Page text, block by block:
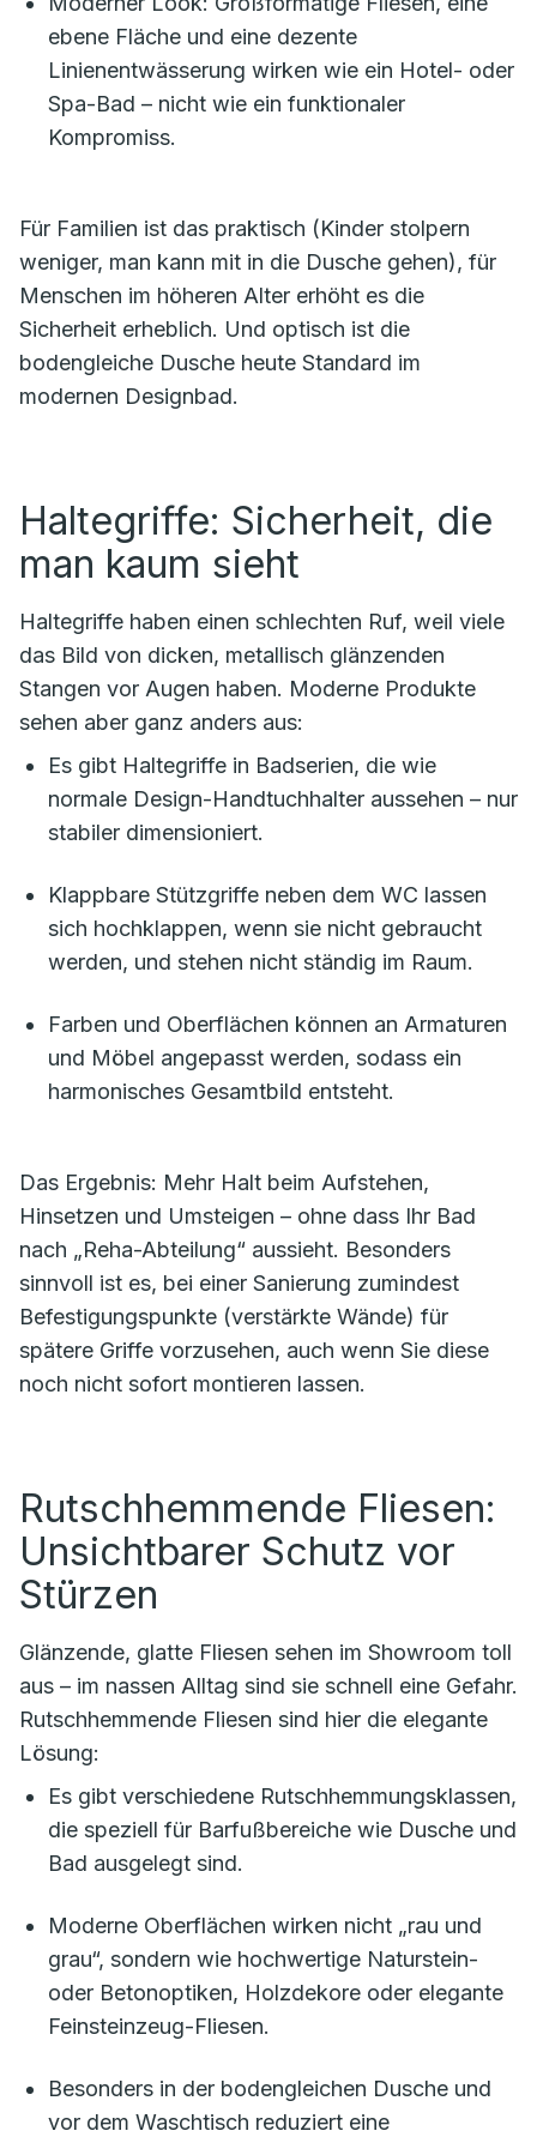
ebene Fläche und eine dezente
Linienentwässerung wirken wie ein Hotel- oder
Spa-Bad – nicht wie ein funktionaler
Kompromiss.
Für Familien ist das praktisch (Kinder stolpern
weniger, man kann mit in die Dusche gehen), für
Menschen im höheren Alter erhöht es die
Sicherheit erheblich. Und optisch ist die
bodengleiche Dusche heute Standard im
modernen Designbad.
Haltegriffe: Sicherheit, die
man kaum sieht
Haltegriffe haben einen schlechten Ruf, weil viele
das Bild von dicken, metallisch glänzenden
Stangen vor Augen haben. Moderne Produkte
sehen aber ganz anders aus:
Es gibt Haltegriffe in Badserien, die wie
normale Design-Handtuchhalter aussehen – nur
stabiler dimensioniert.
Klappbare Stützgriffe neben dem WC lassen
sich hochklappen, wenn sie nicht gebraucht
werden, und stehen nicht ständig im Raum.
Farben und Oberflächen können an Armaturen
und Möbel angepasst werden, sodass ein
harmonisches Gesamtbild entsteht.
Das Ergebnis: Mehr Halt beim Aufstehen,
Hinsetzen und Umsteigen – ohne dass Ihr Bad
nach „Reha-Abteilung“ aussieht. Besonders
sinnvoll ist es, bei einer Sanierung zumindest
Befestigungspunkte (verstärkte Wände) für
spätere Griffe vorzusehen, auch wenn Sie diese
noch nicht sofort montieren lassen.
Rutschhemmende Fliesen:
Unsichtbarer Schutz vor
Stürzen
Glänzende, glatte Fliesen sehen im Showroom toll
aus – im nassen Alltag sind sie schnell eine Gefahr.
Rutschhemmende Fliesen sind hier die elegante
Lösung:
Es gibt verschiedene Rutschhemmungsklassen,
die speziell für Barfußbereiche wie Dusche und
Bad ausgelegt sind.
Moderne Oberflächen wirken nicht „rau und
grau“, sondern wie hochwertige Naturstein-
oder Betonoptiken, Holzdekore oder elegante
Feinsteinzeug-Fliesen.
Besonders in der bodengleichen Dusche und
vor dem Waschtisch reduziert eine